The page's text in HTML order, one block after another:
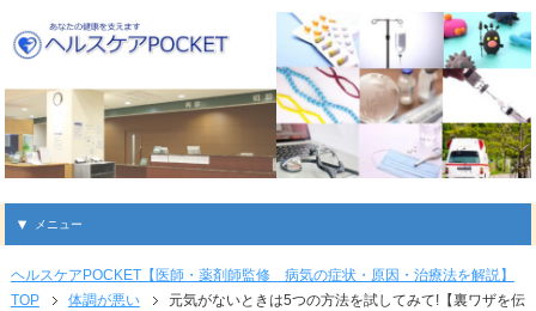
メニュー
ヘルスケアPOCKET【医師・薬剤師監修 病気の症状・原因・治療法を解説】
TOP
体調が悪い
元気がないときは5つの方法を試してみて!【裏ワザを伝